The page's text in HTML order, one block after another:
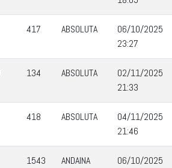
417 ABSOLUTA
06/10/2025
23:27
134 ABSOLUTA
02/11/2025
21:33
418 ABSOLUTA
04/11/2025
21:46
1543 ANDAINA
06/10/2025